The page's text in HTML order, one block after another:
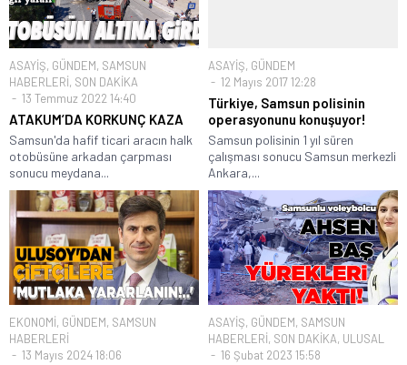
ASAYİŞ, GÜNDEM, SAMSUN
HABERLERİ, SON DAKİKA
13 Temmuz 2022 14:40
ATAKUM’DA KORKUNÇ KAZA
Samsun'da hafif ticari aracın halk
otobüsüne arkadan çarpması
sonucu meydana...
ASAYİŞ, GÜNDEM
12 Mayıs 2017 12:28
Türkiye, Samsun polisinin
operasyonunu konuşuyor!
Samsun polisinin 1 yıl süren
çalışması sonucu Samsun merkezli
Ankara,...
EKONOMİ, GÜNDEM, SAMSUN
HABERLERİ
13 Mayıs 2024 18:06
ASAYİŞ, GÜNDEM, SAMSUN
HABERLERİ, SON DAKİKA, ULUSAL
16 Şubat 2023 15:58